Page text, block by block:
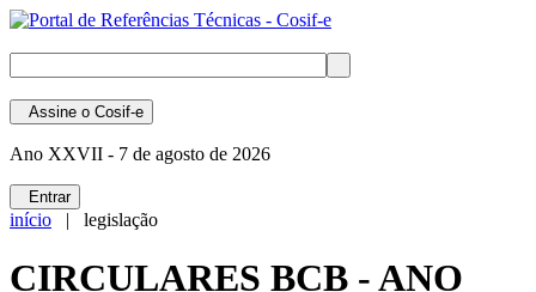
Assine o Cosif-e
Ano XXVII - 7 de agosto de 2026
Entrar
início | legislação
CIRCULARES BCB - ANO